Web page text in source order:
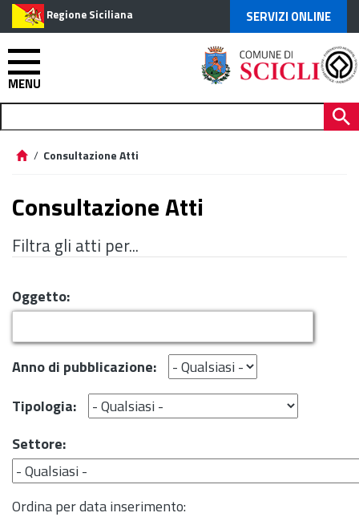
Regione Siciliana SERVIZI ONLINE
MENU
/ Consultazione Atti
Consultazione Atti
Filtra gli atti per...
Oggetto:
Anno di pubblicazione:
Tipologia:
Settore:
Ordina per data inserimento: